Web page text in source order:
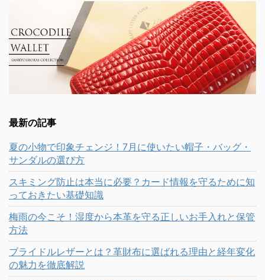
最新の記事
夏の小物で印象チェンジ！7月に使いたい帽子・バッグ・
サンダルの選び方
スキミング防止は本当に必要？カード情報を守るために知
っておきたい基礎知識
梅雨の今こそ！湿度から本革を守る正しいお手入れと保管
方法
ブライドルレザーとは？革財布に選ばれる理由と経年変化
の魅力を徹底解説